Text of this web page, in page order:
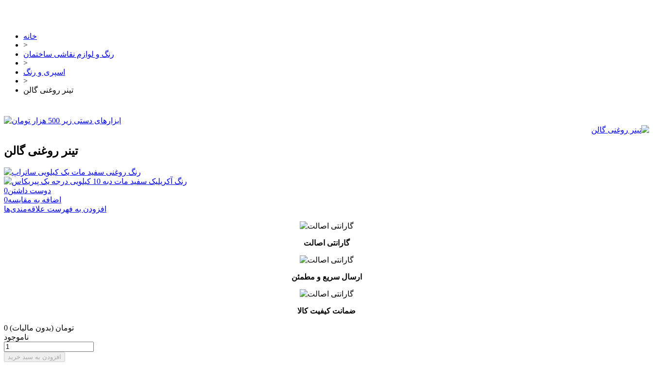
خانه
>
رنگ و لوازم نقاشی ساختمان
>
اسپری و رنگ
>
تینر روغنی گالن
تینر روغنی گالن
دوست داشتن0
اضافه به مقایسه0
افزودن به فهرست علاقه‌مندی‌ها
گارانتی اصالت
ارسال سریع و مطمئن
ضمانت کیفیت کالا
0 تومان (بدون مالیات)
ناموجود
افزودن به سبد خرید